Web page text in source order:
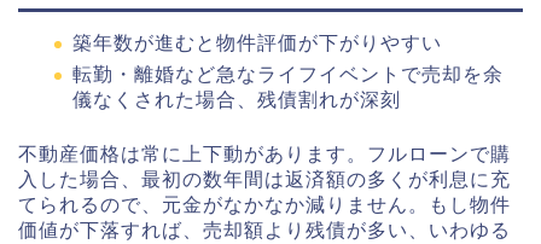
築年数が進むと物件評価が下がりやすい
転勤・離婚など急なライフイベントで売却を余
儀なくされた場合、残債割れが深刻
不動産価格は常に上下動があります。フルローンで購
入した場合、最初の数年間は返済額の多くが利息に充
てられるので、元金がなかなか減りません。もし物件
価値が下落すれば、売却額より残債が多い、いわゆる